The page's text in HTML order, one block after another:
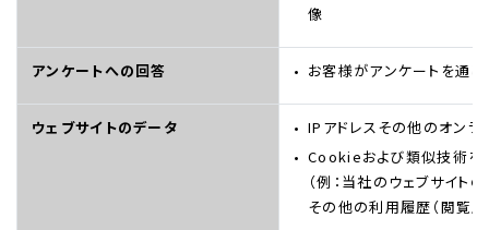
像
アンケートへの回答 お客様がアンケートを通
ウェブサイトのデータ
IPアドレスその他のオンラ
Cookieおよび類似技術を
（例：当社のウェブサイト
その他の利用履歴（閲覧履